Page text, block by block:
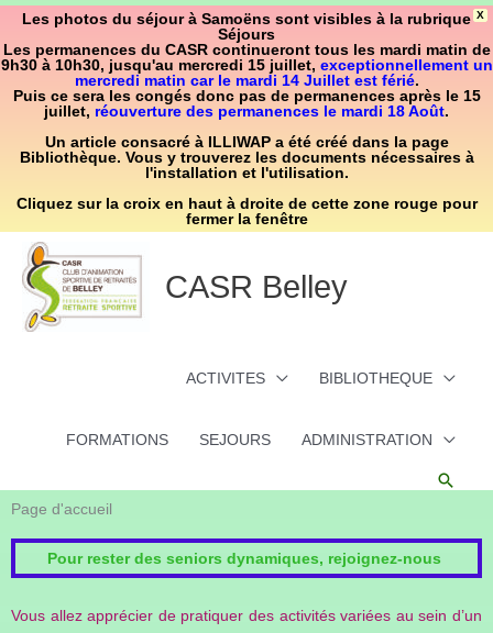
X
Les photos du séjour à Samoëns sont visibles à la rubrique
Séjours
Les permanences du CASR continueront tous les mardi matin de
9h30 à 10h30, jusqu'au mercredi 15 juillet, exceptionnellement un
mercredi matin car le mardi 14 Juillet est férié.
Puis ce sera les congés donc pas de permanences après le 15
juillet, réouverture des permanences le mardi 18 Août.
Un article consacré à ILLIWAP a été créé dans la page
Bibliothèque. Vous y trouverez les documents nécessaires à
l'installation et l'utilisation.
Cliquez sur la croix en haut à droite de cette zone rouge pour
fermer la fenêtre
Aller
au
contenu
CASR Belley
ACTIVITES BIBLIOTHEQUE
FORMATIONS SEJOURS ADMINISTRATION
Page d'accueil
Pour rester des seniors dynamiques, rejoignez-nous
Vous allez apprécier de pratiquer des activités variées au sein d’un